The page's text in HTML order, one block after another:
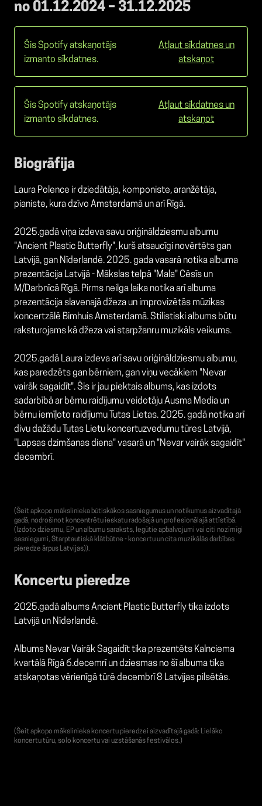
no 01.12.2024 – 31.12.2025
Šis Spotify atskaņotājs
izmanto sīkdatnes.
Atļaut sīkdatnes un
atskaņot
Šis Spotify atskaņotājs
izmanto sīkdatnes.
Atļaut sīkdatnes un
atskaņot
Biogrāfija
Laura Polence ir dziedātāja, komponiste, aranžētāja,
pianiste, kura dzīvo Amsterdamā un arī Rīgā.
2025.gadā viņa izdeva savu oriģināldziesmu albumu
"Ancient Plastic Butterfly", kurš atsaucīgi novērtēts gan
Latvijā, gan Nīderlandē. 2025. gada vasarā notika albuma
prezentācija Latvijā - Mākslas telpā "Mala" Cēsīs un
M/Darbnīcā Rīgā. Pirms neilga laika notika arī albuma
prezentācija slavenajā džeza un improvizētās mūzikas
koncertzālē Bimhuis Amsterdamā. Stilistiski albums būtu
raksturojams kā džeza vai starpžanru muzikāls veikums.
2025.gadā Laura izdeva arī savu oriģināldziesmu albumu,
kas paredzēts gan bērniem, gan viņu vecākiem "Nevar
vairāk sagaidīt". Šis ir jau piektais albums, kas izdots
sadarbībā ar bērnu raidījumu veidotāju Ausma Media un
bērnu iemīļoto raidījumu Tutas Lietas. 2025. gadā notika arī
divu dažādu Tutas Lietu koncertuzvedumu tūres Latvijā,
"Lapsas dzimšanas diena" vasarā un "Nevar vairāk sagaidīt"
decembrī.
(Šeit apkopo mākslinieka būtiskākos sasniegumus un notikumus aizvadītajā
gadā, nodrošinot koncentrētu ieskatu radošajā un profesionālajā attīstībā.
(Izdoto dziesmu, EP un albumu saraksts, Iegūtie apbalvojumi vai citi nozīmīgi
sasniegumi, Starptautiskā klātbūtne - koncertu un cita muzikālās darbības
pieredze ārpus Latvijas)).
Koncertu pieredze
2025.gadā albums Ancient Plastic Butterfly tika izdots
Latvijā un Nīderlandē.
Albums Nevar Vairāk Sagaidīt tika prezentēts Kalnciema
kvartālā Rīgā 6.decemrī un dziesmas no šī albuma tika
atskaņotas vērienīgā tūrē decembrī 8 Latvijas pilsētās.
(Šeit apkopo mākslinieka koncertu pieredzei aizvadītajā gadā: Lielāko
koncertu tūru, solo koncertu vai uzstāšanās festivālos.)